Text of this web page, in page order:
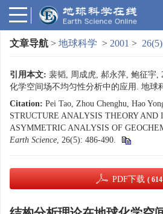
文章导航 > 地球科学 > 2001 >
引用本文: 裴韬, 周成虎, 郝永萍, 鲍征宇,
化学空间场不均匀性分析中的应用. 地球
Citation: Pei Tao, Zhou Chenghu, Hao
STRUCTURE ANALYSIS THEORY AND
ASYMMETRIC ANALYSIS OF
Earth Science, 26(5): 486-490.
PDF下载 (